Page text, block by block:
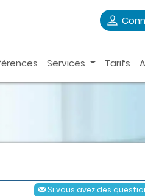
Services Tarifs
Si vous avez des